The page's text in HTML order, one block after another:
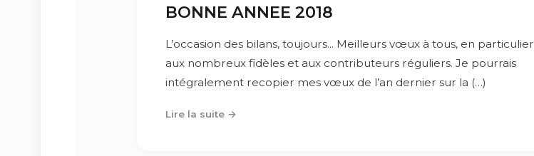
BONNE ANNEE 2018
L’occasion des bilans, toujours... Meilleurs vœux à tous, en particulier
aux nombreux fidèles et aux contributeurs réguliers. Je pourrais
intégralement recopier mes vœux de l’an dernier sur la (…)
Lire la suite →